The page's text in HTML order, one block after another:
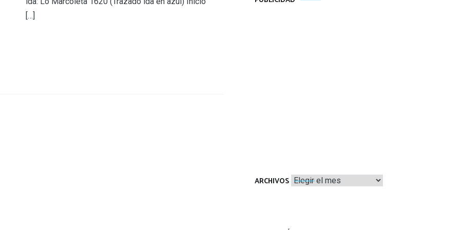
[…]
ARCHIVOS Archivos